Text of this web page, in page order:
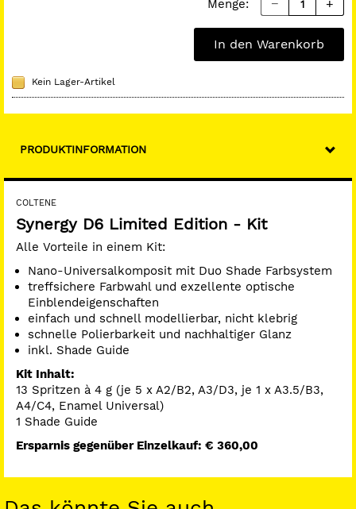
13 Spritzen à 4 g (je 5 x A2/B2, A3/D3, je 1 x A3.5/B3,
Ersparnis gegenüber Einzelkauf: € 360,00
Menge:
In den Warenkorb
Kein Lager-Artikel
PRODUKTINFORMATION
COLTENE
Synergy D6 Limited Edition - Kit
Alle Vorteile in einem Kit:
Nano-Universalkomposit mit Duo Shade Farbsystem
treffsichere Farbwahl und exzellente optische
Einblendeigenschaften
einfach und schnell modellierbar, nicht klebrig
schnelle Polierbarkeit und nachhaltiger Glanz
inkl. Shade Guide
Kit Inhalt:
13 Spritzen à 4 g (je 5 x A2/B2, A3/D3, je 1 x A3.5/B3,
A4/C4, Enamel Universal)
1 Shade Guide
Ersparnis gegenüber Einzelkauf: € 360,00